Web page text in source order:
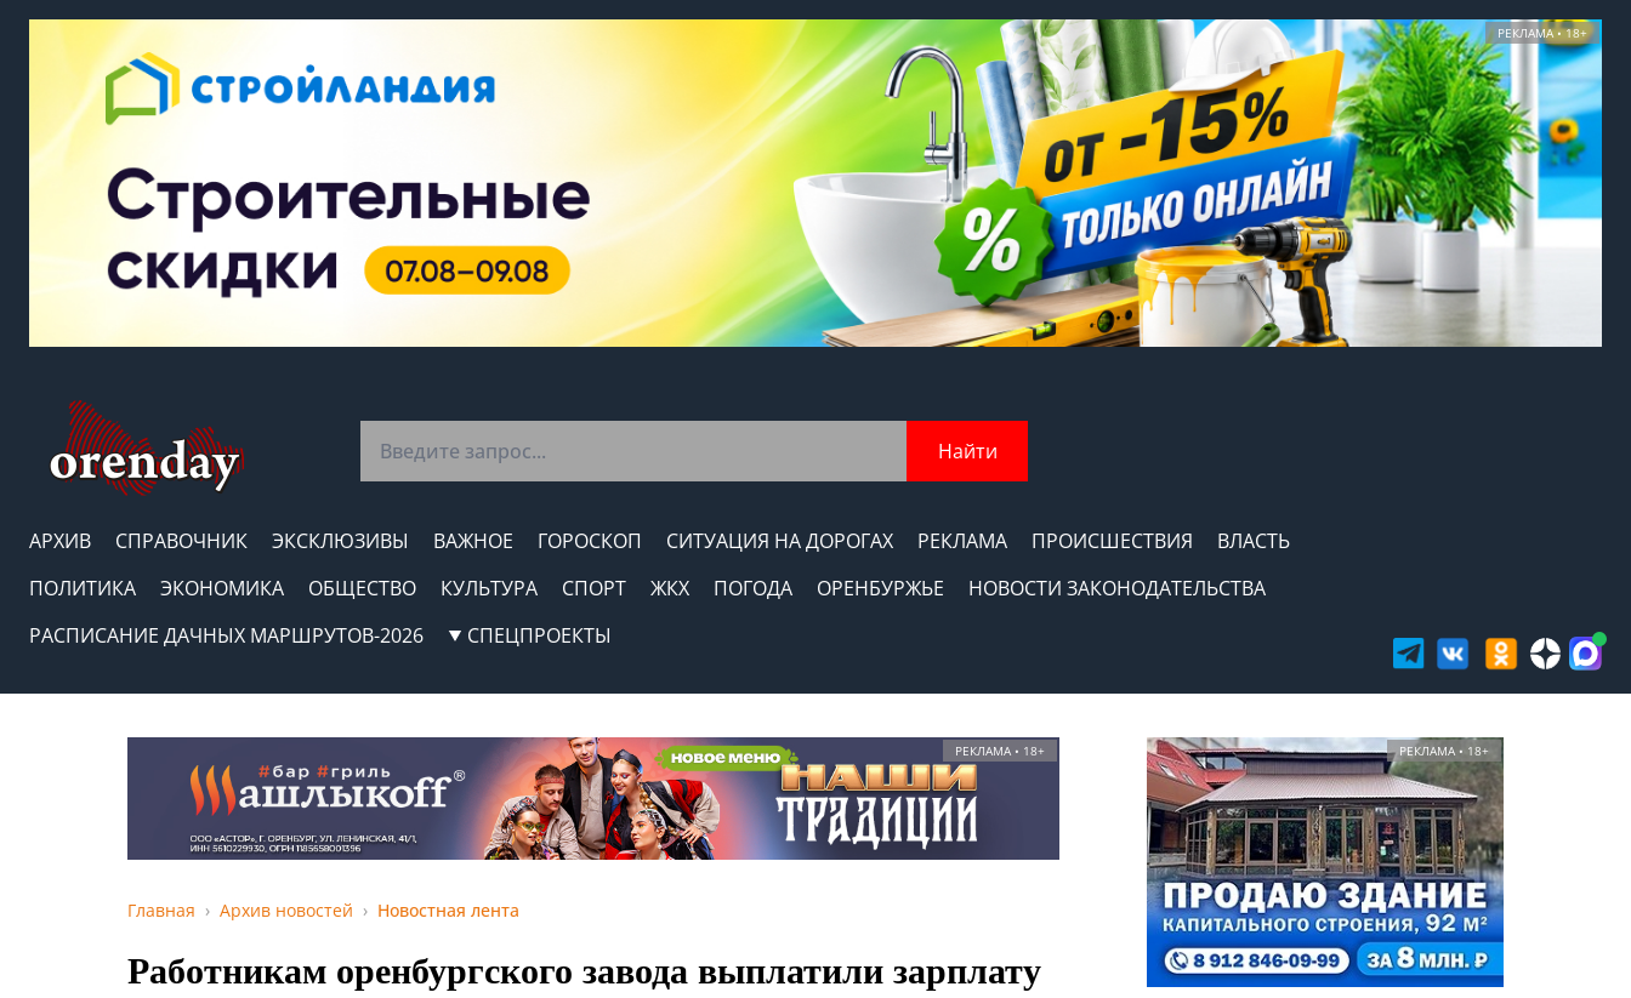
РЕКЛАМА • 18+
Найти
АРХИВ СПРАВОЧНИК ЭКСКЛЮЗИВЫ ВАЖНОЕ ГОРОСКОП СИТУАЦИЯ НА ДОРОГАХ РЕКЛАМА ПРОИСШЕСТВИЯ
ВЛАСТЬ
ПОЛИТИКА
ЭКОНОМИКА ОБЩЕСТВО КУЛЬТУРА СПОРТ ЖКХ ПОГОДА ОРЕНБУРЖЬЕ
НОВОСТИ ЗАКОНОДАТЕЛЬСТВА
РАСПИСАНИЕ ДАЧНЫХ МАРШРУТОВ-2026
СПЕЦПРОЕКТЫ
РЕКЛАМА • 18+
Главная Архив новостей Новостная лента
Работникам оренбургского завода выплатили зарплату
РЕКЛАМА • 18+